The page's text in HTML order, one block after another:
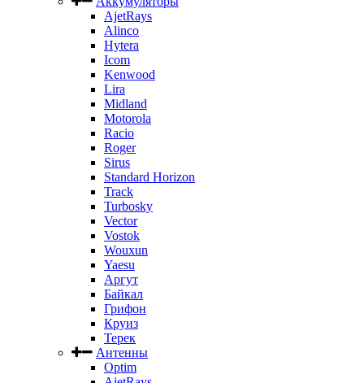
AjetRays
Alinco
Hytera
Icom
Kenwood
Lira
Midland
Motorola
Racio
Roger
Sirus
Standard Horizon
Track
Turbosky
Vector
Vostok
Wouxun
Yaesu
Аргут
Байкал
Грифон
Круиз
Терек
Антенны
Optim